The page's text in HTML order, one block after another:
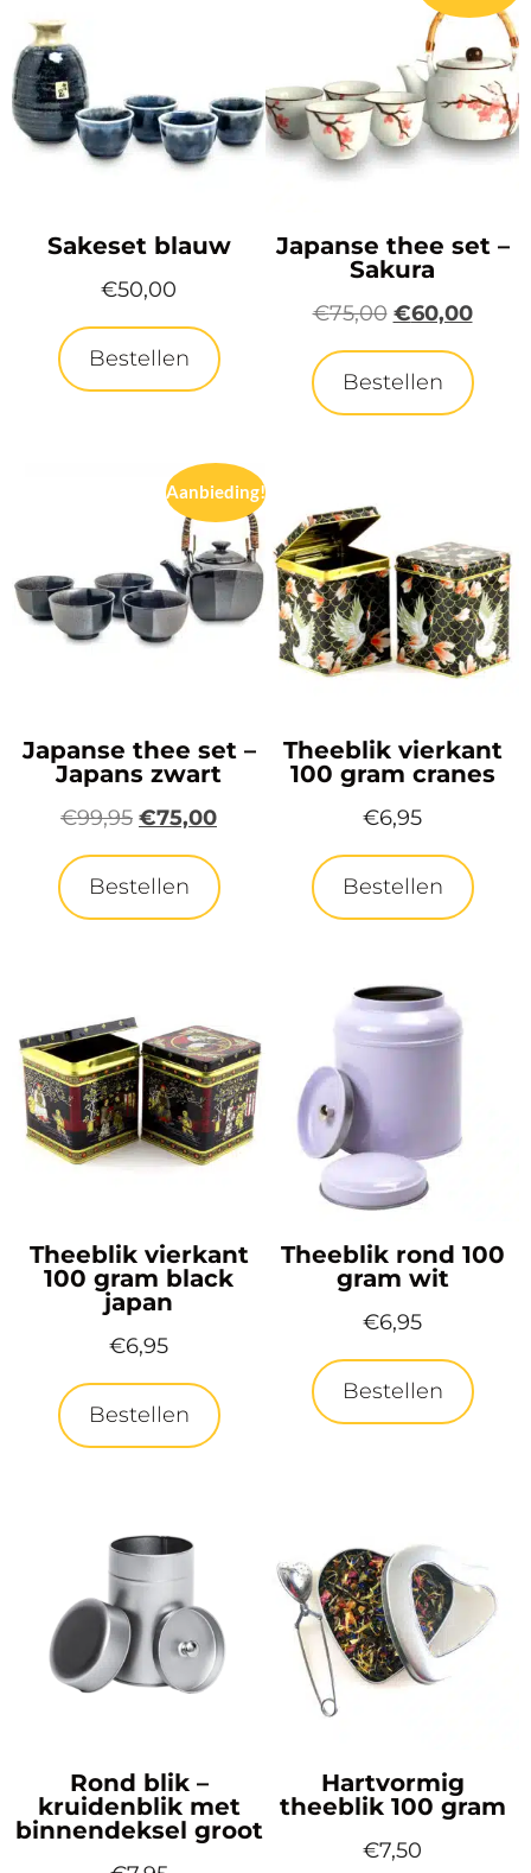
Sakeset blauw
€50,00
Bestellen
Japanse thee set –
Sakura
€75,00 €60,00
Bestellen
Aanbieding!
Japanse thee set –
Japans zwart
€99,95 €75,00
Bestellen
Theeblik vierkant
100 gram cranes
€6,95
Bestellen
Theeblik vierkant
100 gram black
japan
€6,95
Bestellen
Theeblik rond 100
gram wit
€6,95
Bestellen
Rond blik –
kruidenblik met
binnendeksel groot
Hartvormig
theeblik 100 gram
€7,50